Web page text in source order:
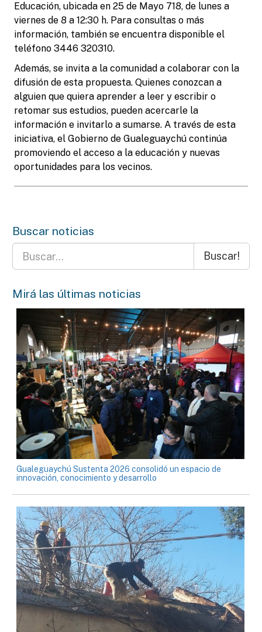
Educación, ubicada en 25 de Mayo 718, de lunes a
viernes de 8 a 12:30 h. Para consultas o más
información, también se encuentra disponible el
teléfono 3446 320310.
Además, se invita a la comunidad a colaborar con la
difusión de esta propuesta. Quienes conozcan a
alguien que quiera aprender a leer y escribir o
retomar sus estudios, pueden acercarle la
información e invitarlo a sumarse. A través de esta
iniciativa, el Gobierno de Gualeguaychú continúa
promoviendo el acceso a la educación y nuevas
oportunidades para los vecinos.
Buscar noticias
Buscar!
Mirá las últimas noticias
Gualeguaychú Sustenta 2026 consolidó un espacio de
innovación, conocimiento y desarrollo